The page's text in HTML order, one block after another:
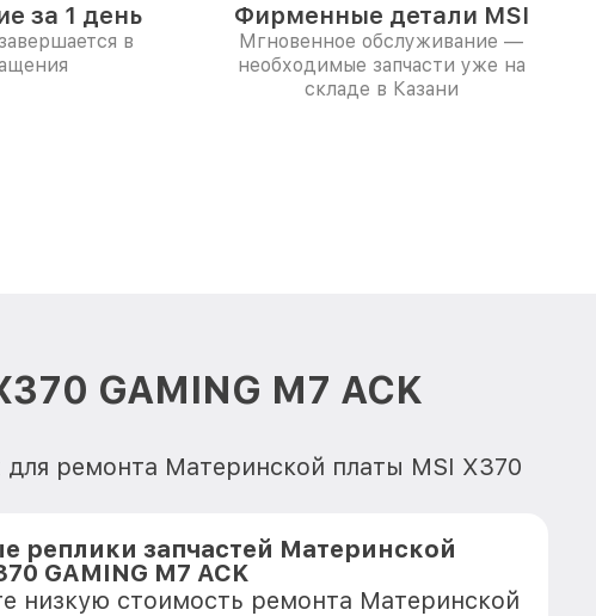
за 1 день
в
Фирменные детали MSI
Мгновенное обслуживание —
необходимые запчасти уже на
складе в Казани
GAMING M7 ACK
ремонта Материнской платы MSI X370
реплики запчастей Материнской
GAMING M7 ACK
низкую стоимость ремонта Материнской